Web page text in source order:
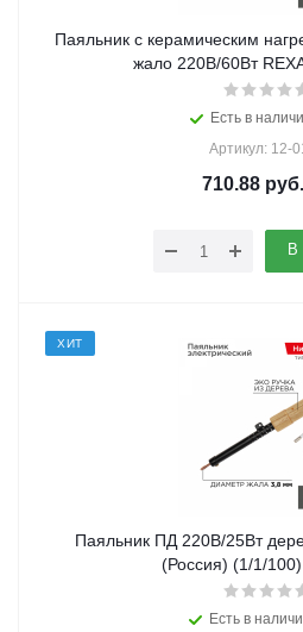
Паяльник с керамическим
жало 220В/60Вт
Есть в
Артикул: 12-
710.88руб.
В
ХИТ
Паяльник ПД 220В/25Вт
(Россия) (1/1/
Есть в